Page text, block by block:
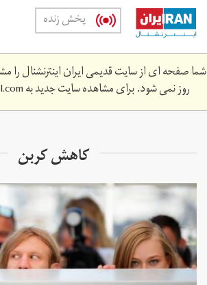
Skip
main
content
پخش زنده
شما صفحه ای از سایت قدیمی ایران اینترنشنال را
روز نمی شود. برای مشاهده سایت جدید به
کاهش کربن